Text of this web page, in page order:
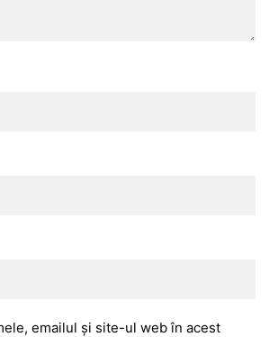
emailul și site-ul web în acest